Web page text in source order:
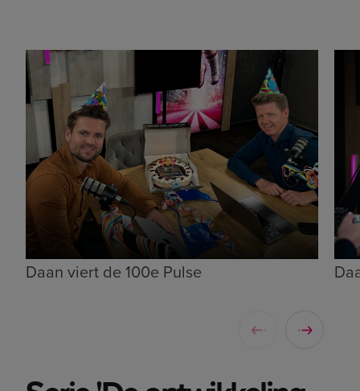
Daan viert de 100e Pulse